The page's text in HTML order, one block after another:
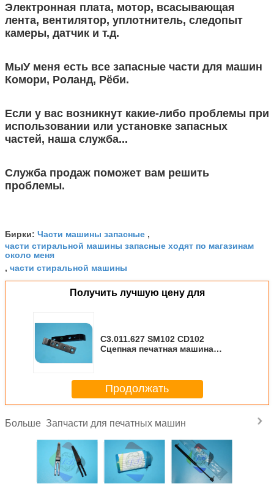
Электронная плата, мотор, всасывающая
лента, вентилятор, уплотнитель, следопыт
камеры, датчик и т.д.
МыУ меня есть все запасные части для машин
Комори, Роланд, Рёби.
Если у вас возникнут какие-либо проблемы при
использовании или установке запасных
частей, наша служба...
Служба продаж поможет вам решить
проблемы.
Бирки: Части машины запасные ,
части стиральной машины запасные ходят по магазинам
около меня
, части стиральной машины
Получить лучшую цену для
С3.011.627 SM102 CD102
Сцепная печатная машина
Продолжать
Больше Запчасти для печатных машин